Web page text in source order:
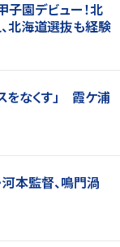
子園デビュー！北
北海道選抜も経験
をなくす」 霞ケ浦
本監督、鳴門渦